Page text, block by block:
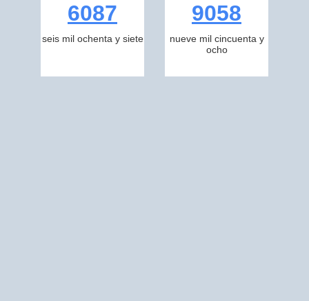
6087
seis mil ochenta y siete
9058
nueve mil cincuenta y
ocho